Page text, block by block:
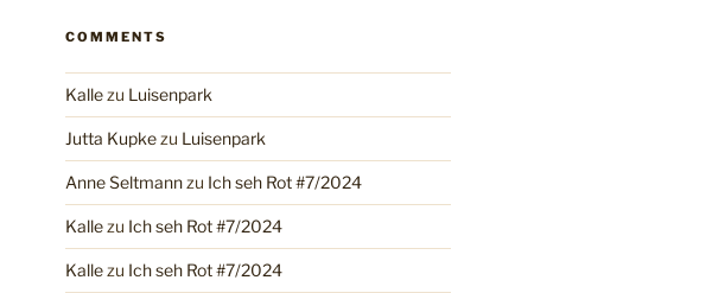
COMMENTS
Kallezu Luisenpark
Jutta Kupkezu Luisenpark
Anne Seltmannzu Ich seh Rot #7/2024
Kallezu Ich seh Rot #7/2024
Kallezu Ich seh Rot #7/2024